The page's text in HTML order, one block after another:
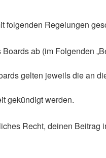
folgenden Regelungen
ab (im Folgenden
gelten jeweils die an
gekündigt werden.
Recht, deinen Beitrag